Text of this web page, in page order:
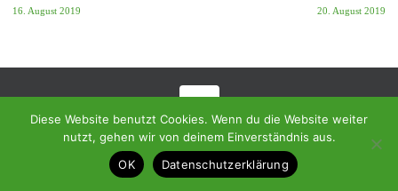
16. August 2019 20. August 2019
Präsentiert von Tempera
Diese Website benutzt Cookies. Wenn du die Website weiter
nutzt, gehen wir von deinem Einverständnis aus.
OK
Datenschutzerklärung